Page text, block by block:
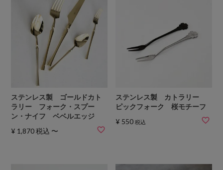
ステンレス製 ゴールドカト
ラリー フォーク・スプー
ン・ナイフ ベベルエッジ
¥ 1,870 税込 〜
ステンレス製 カトラリー
ピックフォーク 桜モチーフ
¥ 550 税込